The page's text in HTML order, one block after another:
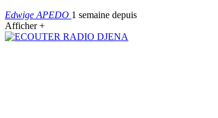
Edwige APEDO 1 semaine depuis
Afficher +